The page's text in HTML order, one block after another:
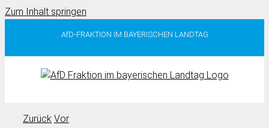
Zum Inhalt springen
AfD-FRAKTION IM BAYERISCHEN LANDTAG
Zurück Vor